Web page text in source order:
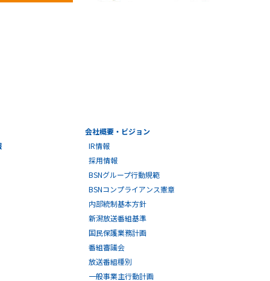
会社概要・ビジョン
IR情報
採用情報
BSNグループ行動規範
BSNコンプライアンス憲章
内部統制基本方針
新潟放送番組基準
国民保護業務計画
番組審議会
放送番組種別
一般事業主行動計画